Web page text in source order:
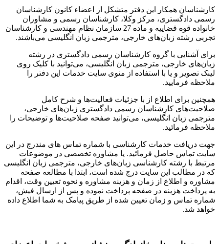
همکار این دفتر متشکل از اعضاء کانون کارشناسان
دادگستری، مرکز وکلا، کارشناسان رسمی و مشاوران
خانواده قوه قضاییه و ماده 27 سازمان نظام مهندسی و کارشناسان
رشته زبان‌های خارجی، مترجمی زبان انگلیسی می‌باشند.
آشنایی با گروه کارشناسان رسمی دادگستری در رشته
خارجی، مترجمی زبان انگلیسی، می‌توانید با کلیک روی
و یا با استفاده از منوی سایت خدمات این دفتر را
فرمایید.
برای اطلاع از با جزئیات فعالیت‌‌ها و شرح کامل
کارشناسان رسمی دادگستری زبان‌های خارجی،
زبان انگلیسی، می‌توانید صفحه صلاحیت‌ها و توضیحات را
فرمائید.
خدمات کارشناسی با شماره تماس های مندرج در این
تماس حاصل فرمائید. یا مشاوره تخصصی در موضوعات
با رشته کارشناسی زبان‌های خارجی، مترجمی زبان انگلیسی
مطالب این سایت درج شده است، ابتدا با مطالعه صفحه
و اطلاع از زمان و هزینه مشاوره و نحوه تعیین وقت، اقدام
هزینه در صفحه پرداخت نموده و پس از ارسال فیش،
تماس و زمان تعیین شده از طریق پیامک به شما اطلاع داده
شد.